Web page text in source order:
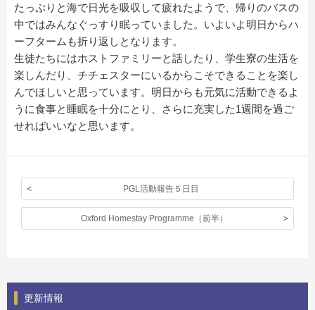
たっぷりと海で日光を吸収して疲れたようで、 帰りのバスの
中ではみんなぐっすり眠っていました。 いよいよ明日からハ
ーフタームも折り返しとなります。
生徒たちにはホストファミリーと話したり、 学生寮の生活を
楽しんだり、 チチェスターにいるからこそできることを楽し
んでほしいと思っています。 明日からも元気に活動できるよ
うに食事と睡眠を十分にとり、
さらに充実した1週間を過ご
せればいいなと思います。
PGL活動報告５日目
Oxford Homestay Programme（前半）
更新情報